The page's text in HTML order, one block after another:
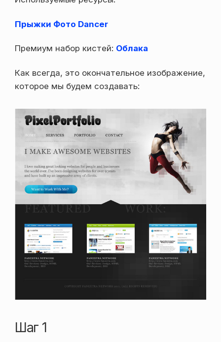
Прыжки Фото Dancer
Премиум набор кистей: Облака
Как всегда, это окончательное изображение,
которое мы будем создавать:
Шаг 1